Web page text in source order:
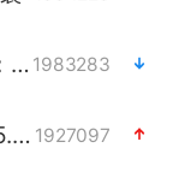
47岁妈妈突然产女 26岁女儿：很震惊 1983283
OpenAI为免费用户升级GPT-5.6 Luna 1927097